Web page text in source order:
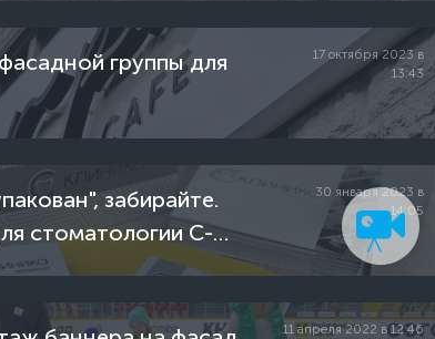
группы для
17 октября 2023 в
13:43
забирайте.
стоматологии С-
30 января 2023 в
14:05
11 апреля 2022 в 12:46